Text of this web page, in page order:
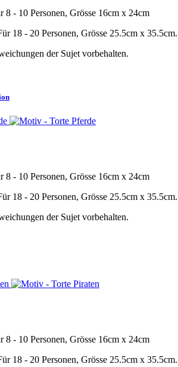
- 10 Personen, Grösse 16cm x 24cm
18 - 20 Personen, Grösse 25.5cm x 35.5cm.
der Sujet vorbehalten.
- 10 Personen, Grösse 16cm x 24cm
18 - 20 Personen, Grösse 25.5cm x 35.5cm.
der Sujet vorbehalten.
- 10 Personen, Grösse 16cm x 24cm
18 - 20 Personen, Grösse 25.5cm x 35.5cm.